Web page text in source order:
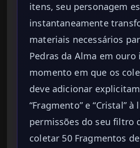
itens, seu personagem
instantaneamente
materiais necessários
Pedras da Alma em
momento em que os
deve adicionar
“Fragmento” e “Cristal” à
permissões do seu filtro
coletar 50 Fragmentos